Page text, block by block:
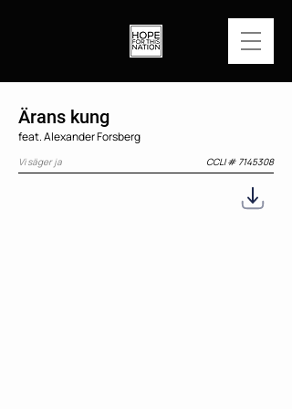
Ärans kung
feat. Alexander Forsberg
Vi säger ja CCLI # 7145308